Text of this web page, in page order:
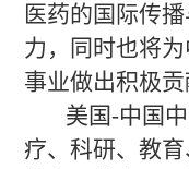
医药的国际传
力，同时也将
事业做出积极贡
美国-中国
疗、科研、教